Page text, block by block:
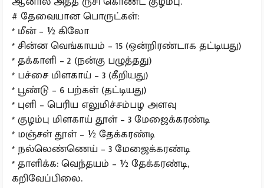
# தேவையான பொருட்கள்:
* மீன் – ½ கிலோ
* சின்ன வெங்காயம் – 15 (ஒன்றிரண்டாக தட்டியது)
* தக்காளி – 2 (நன்கு பழுத்தது)
* பச்சை மிளகாய் – 3 (கீறியது)
* பூண்டு – 6 பற்கள் (தட்டியது)
* புளி – பெரிய எலுமிச்சம்பழ அளவு
* குழம்பு மிளகாய் தூள் – 3 மேஜைக்கரண்டி
* மஞ்சள் தூள் – ½ தேக்கரண்டி
* நல்லெண்ணெய் – 3 மேஜைக்கரண்டி
* தாளிக்க: வெந்தயம் – ½ தேக்கரண்டி,
கறிவேப்பிலை.